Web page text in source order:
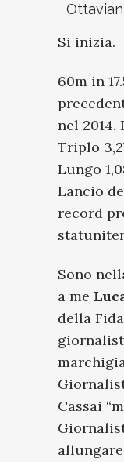
Si inizia.
60m in
nel 2014.
Triplo
Lungo
Lancio
record
Sono
a me
della
Cassai